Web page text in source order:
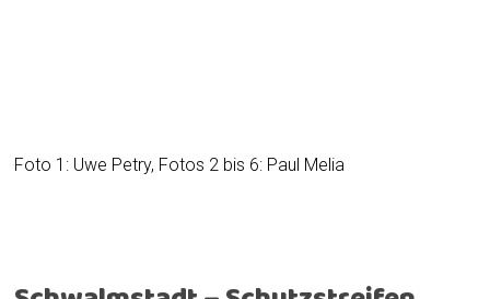
dem Stadtzentrum verbunden. Der Weg ist als
Foto 1: Uwe Petry, Fotos 2 bis 6: Paul Melia